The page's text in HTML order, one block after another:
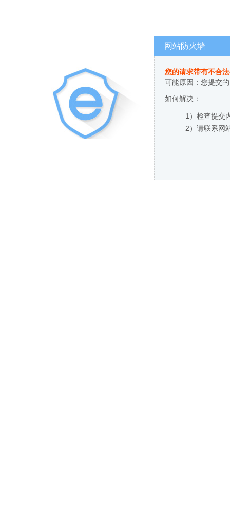
网站防火墙
您的请求带有不合
可能原因：您提交
如何解决：
1）检查提交
2）请联系网